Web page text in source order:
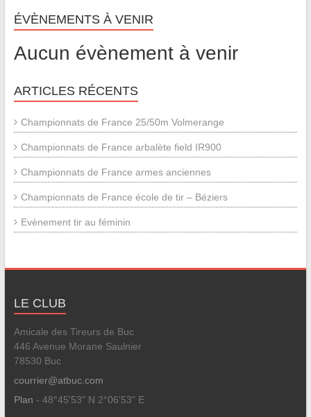
ÉVÈNEMENTS À VENIR
Aucun évènement à venir
ARTICLES RÉCENTS
Championnats de France 25/50m Volmerange
Championnats de France arbalète field IR900
Championnats de France armes anciennes
Championnats de France école de tir – Béziers
Evènement tir au féminin
LE CLUB
Amicale des Tireurs de Buc
446 Avenue Morane Saulnier
78530 Buc
courrier@atbuc.com
Plan - 48°45'53" N 2°06'53" E